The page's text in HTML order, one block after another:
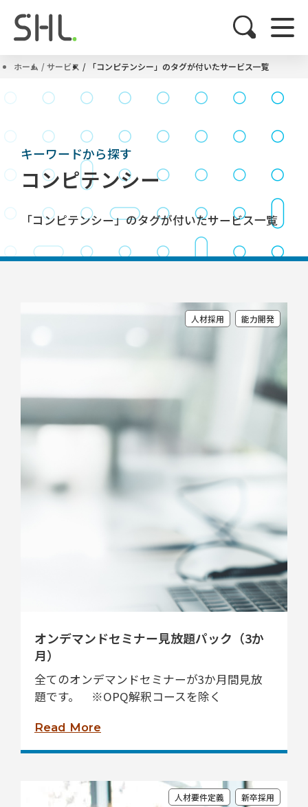
ホーム サービス 「コンピテンシー」のタグが付いたサービス一覧
キーワードから探す
コンピテンシー
「コンピテンシー」のタグが付いたサービス一覧
オンデマンドセミナー見放題パック（3か
月）
全てのオンデマンドセミナーが3か月間見放
題です。 ※OPQ解釈コースを除く
Read More
人材採用 能力開発
人材要件定義 新卒採用